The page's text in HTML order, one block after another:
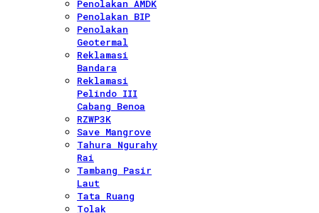
Penolakan AMDK
Penolakan BIP
Penolakan
Geotermal
Reklamasi
Bandara
Reklamasi
Pelindo III
Cabang Benoa
RZWP3K
Save Mangrove
Tahura Ngurahy
Rai
Tambang Pasir
Laut
Tata Ruang
Tolak